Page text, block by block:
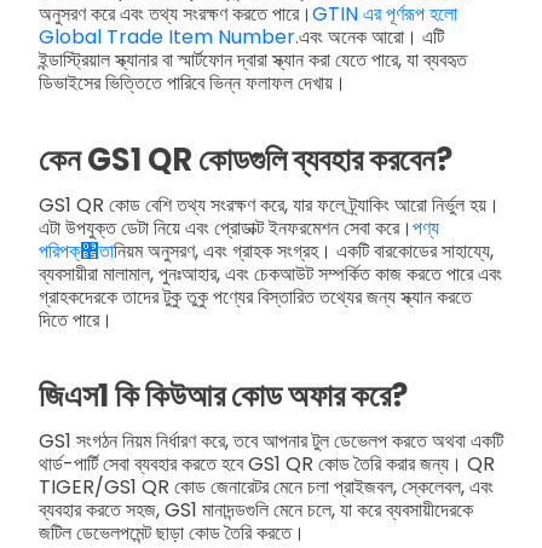
অনুসরণ করে এবং তথ্য সংরক্ষণ করতে পারে।GTIN এর পূর্ণরূপ হলো
Global Trade Item Number.এবং অনেক আরো। এটি
ইন্ডাস্ট্রিয়াল স্ক্যানার বা স্মার্টফোন দ্বারা স্ক্যান করা যেতে পারে, যা ব্যবহৃত
ডিভাইসের ভিত্তিতে পারিবে ভিন্ন ফলাফল দেখায়।
কেন GS1 QR কোডগুলি ব্যবহার করবেন?
GS1 QR কোড বেশি তথ্য সংরক্ষণ করে, যার ফলে ট্র্যাকিং আরো নির্ভুল হয়।
এটা উপযুক্ত ডেটা নিয়ে এবং প্রোডাক্ট ইনফরমেশন সেবা করে।পণ্য
পরিপক্঵তানিয়ম অনুসরণ, এবং গ্রাহক সংগ্রহ। একটি বারকোডের সাহায্যে,
ব্যবসায়ীরা মালামাল, পুনঃআহার, এবং চেকআউট সম্পর্কিত কাজ করতে পারে এবং
গ্রাহকদেরকে তাদের টুকু তুকু পণ্যের বিস্তারিত তথ্যের জন্য স্ক্যান করতে
দিতে পারে।
জিএস1 কি কিউআর কোড অফার করে?
GS1 সংগঠন নিয়ম নির্ধারণ করে, তবে আপনার টুল ডেভেলপ করতে অথবা একটি
থার্ড-পার্টি সেবা ব্যবহার করতে হবে GS1 QR কোড তৈরি করার জন্য। QR
TIGER/GS1 QR কোড জেনারেটর মেনে চলা প্রাইজবল, স্কেলেবল, এবং
ব্যবহার করতে সহজ, GS1 মানাদন্ডগুলি মেনে চলে, যা করে ব্যবসায়ীদেরকে
জটিল ডেভেলপমেন্ট ছাড়া কোড তৈরি করতে।